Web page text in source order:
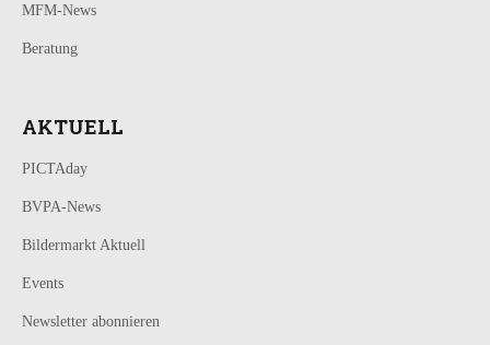
MFM-News
Beratung
AKTUELL
PICTAday
BVPA-News
Bildermarkt Aktuell
Events
Newsletter abonnieren